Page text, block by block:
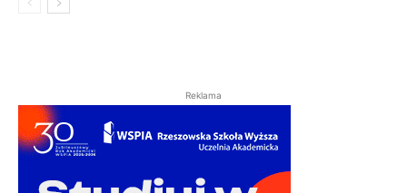
Reklama